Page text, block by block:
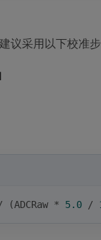
议采用以下校准
(ADCRaw * 5.0 /